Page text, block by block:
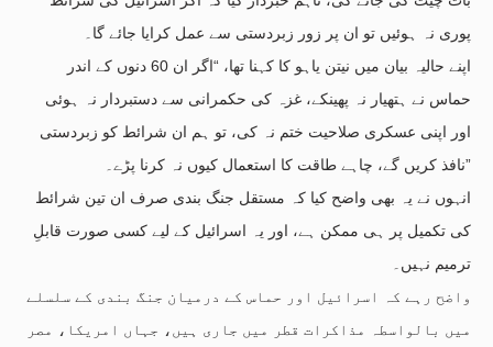
پوری نہ ہوئیں تو ان پر زور زبردستی سے عمل کرایا جائے گا۔
اپنے حالیہ بیان میں نیتن یاہو کا کہنا تھا، “اگر ان 60 دنوں کے اندر
حماس نے ہتھیار نہ پھینکے، غزہ کی حکمرانی سے دستبردار نہ ہوئی
اور اپنی عسکری صلاحیت ختم نہ کی، تو ہم ان شرائط کو زبردستی
نافذ کریں گے، چاہے طاقت کا استعمال کیوں نہ کرنا پڑے۔”
انہوں نے یہ بھی واضح کیا کہ مستقل جنگ بندی صرف ان تین شرائط
کی تکمیل پر ہی ممکن ہے، اور یہ اسرائیل کے لیے کسی صورت قابلِ
ترمیم نہیں۔
واضح رہے کہ اسرائیل اور حماس کے درمیان جنگ بندی کے سلسلے
میں بالواسطہ مذاکرات قطر میں جاری ہیں، جہاں امریکا، مصر